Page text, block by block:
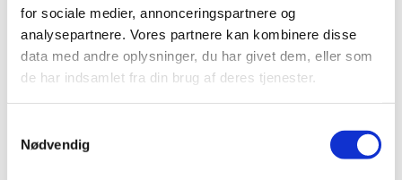
for sociale medier, annonceringspartnere og
analysepartnere. Vores partnere kan kombinere disse
data med andre oplysninger, du har givet dem, eller som
de har indsamlet fra din brug af deres tjenester.
Nødvendig
2011 (13)
2010 (7)
2009 (14)
december (2)
oktober (1)